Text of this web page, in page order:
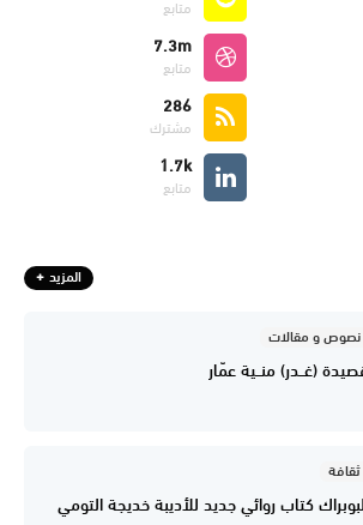
متابع
7.3m
متابع
286
مشترك
1.7k
متابع
المزيد
نصوص و مقالات
(غــدر) منــية عمّار
ثقافة
كتاب روائي جديد للأديبة خديجة التومي